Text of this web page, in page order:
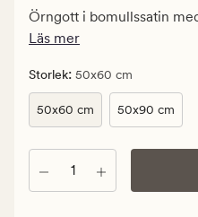
kr.
Ordinarie
199,90
kr
Örngott i bomullssatin
Läs mer
Storlek: 50x60 cm
50x60 cm 50x90 cm
Antal